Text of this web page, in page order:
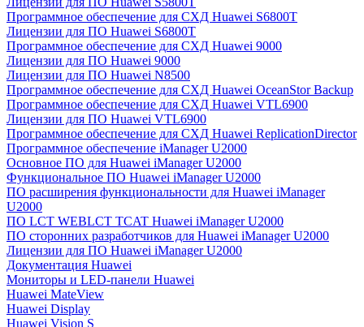
Программное обеспечение для СХД Huawei S6800T
Лицензии для ПО Huawei S6800T
Программное обеспечение для СХД Huawei 9000
Лицензии для ПО Huawei 9000
Лицензии для ПО Huawei N8500
Программное обеспечение для СХД Huawei OceanStor Backup
Программное обеспечение для СХД Huawei VTL6900
Лицензии для ПО Huawei VTL6900
Программное обеспечение для СХД Huawei ReplicationDirector
Программное обеспечение iManager U2000
Основное ПО для Huawei iManager U2000
Функциональное ПО Huawei iManager U2000
ПО расширения функциональности для Huawei iManager
U2000
ПО LCT WEBLCT TCAT Huawei iManager U2000
ПО сторонних разработчиков для Huawei iManager U2000
Лицензии для ПО Huawei iManager U2000
Документация Huawei
Мониторы и LED-панели Huawei
Huawei MateView
Huawei Display
Huawei Vision S